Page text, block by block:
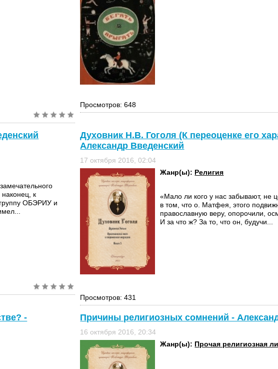
Просмотров: 648
наконец, к
ОБЭРИУ и
Духовник Н.В. Гоголя (К переоценке его
Александр Введенский
17 октября 2016, 02:04
Жанр(ы): Религия
«Мало ли кого у нас забывают, не
в том, что о. Матфея, этого
православную веру, опорочили,
И за что ж? За то, что он, будучи...
Просмотров: 431
-
Причины религиозных сомнений -
16 октября 2016, 20:34
Жанр(ы): Прочая религиозная